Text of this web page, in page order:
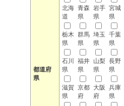
都道府
県
北海
道
青森
県
岩手
県
宮城
県
栃木
県
群馬
県
埼玉
県
千葉
県
石川
県
福井
県
山梨
県
長野
県
滋賀
県
京都
府
大阪
府
兵庫
県